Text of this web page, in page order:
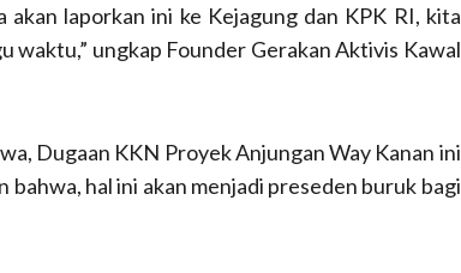
laporkan ini ke Kejagung dan KPK RI, kita
waktu,” ungkap Founder Gerakan Aktivis Kawal
Dugaan KKN Proyek Anjungan Way Kanan ini
hal ini akan menjadi preseden buruk bagi